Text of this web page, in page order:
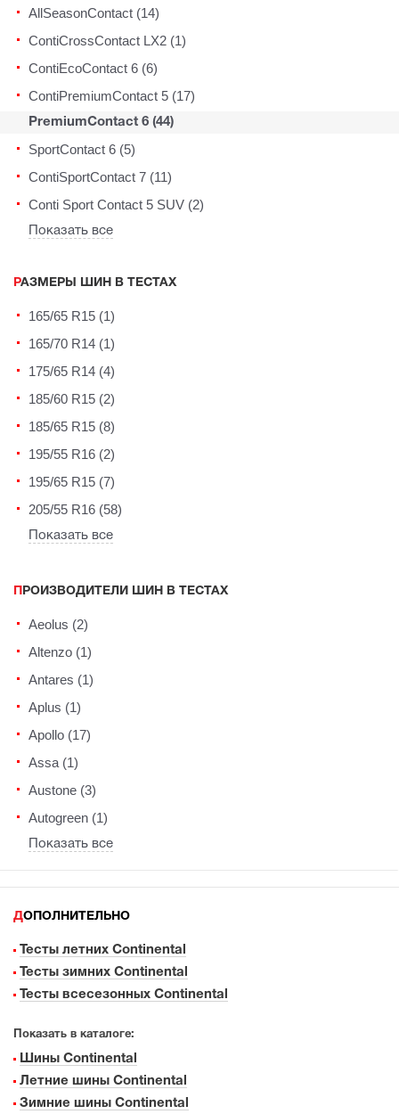
AllSeasonContact (14)
ContiCrossContact LX2 (1)
ContiEcoContact 6 (6)
ContiPremiumContact 5 (17)
PremiumContact 6 (44)
SportContact 6 (5)
ContiSportContact 7 (11)
Conti Sport Contact 5 SUV (2)
Показать все
РАЗМЕРЫ ШИН В ТЕСТАХ
165/65 R15 (1)
165/70 R14 (1)
175/65 R14 (4)
185/60 R15 (2)
185/65 R15 (8)
195/55 R16 (2)
195/65 R15 (7)
205/55 R16 (58)
Показать все
ПРОИЗВОДИТЕЛИ ШИН В ТЕСТАХ
Aeolus (2)
Altenzo (1)
Antares (1)
Aplus (1)
Apollo (17)
Assa (1)
Austone (3)
Autogreen (1)
Показать все
ДОПОЛНИТЕЛЬНО
Тесты летних Continental
Тесты зимних Continental
Тесты всесезонных Continental
Показать в каталоге:
Шины Continental
Летние шины Continental
Зимние шины Continental